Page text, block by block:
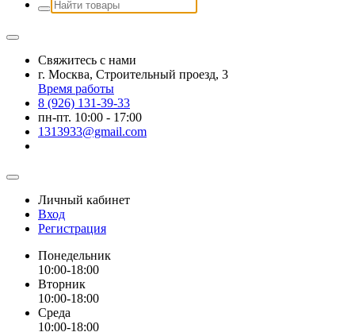
Свяжитесь с нами
г. Москва, Строительный проезд, 3
Время работы
8 (926) 131-39-33
пн-пт. 10:00 - 17:00
1313933@gmail.com
Личный кабинет
Вход
Регистрация
Понедельник
10:00-18:00
Вторник
10:00-18:00
Среда
10:00-18:00